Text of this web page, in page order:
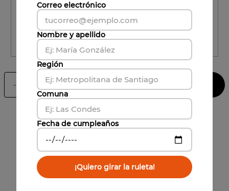
Comuna
CALCULAR ENVÍO
＋
－ Agregar al carrito
También te puede interesar
Correo electrónico
Nombre y apellido
Región
Comuna
Fecha de cumpleaños
¡Quiero girar la ruleta!